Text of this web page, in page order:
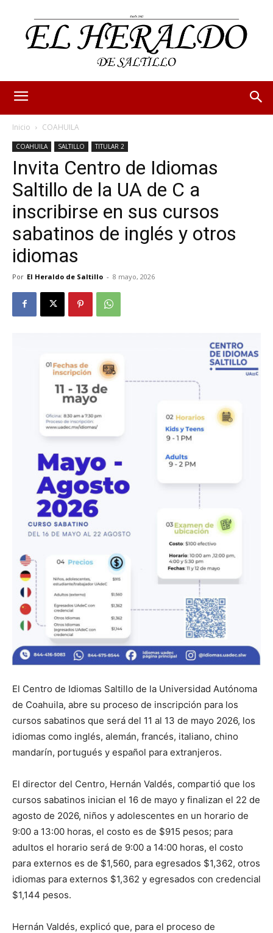
Inicio COAHUILA
COAHUILA SALTILLO TITULAR 2
Invita Centro de Idiomas
Saltillo de la UA de C a
inscribirse en sus cursos
sabatinos de inglés y otros
idiomas
Por El Heraldo de Saltillo - 8 mayo, 2026
El Centro de Idiomas Saltillo de la Universidad Autónoma
de Coahuila, abre su proceso de inscripción para los
cursos sabatinos que será del 11 al 13 de mayo 2026, los
idiomas como inglés, alemán, francés, italiano, chino
mandarín, portugués y español para extranjeros.
El director del Centro, Hernán Valdés, compartió que los
cursos sabatinos inician el 16 de mayo y finalizan el 22 de
agosto de 2026, niños y adolescentes en un horario de
9:00 a 13:00 horas, el costo es de $915 pesos; para
adultos el horario será de 9:00 a 14:00 horas, el costo
para externos es de $1,560, para egresados $1,362, otros
idiomas para externos $1,362 y egresados con credencial
$1,144 pesos.
Hernán Valdés, explicó que, para el proceso de